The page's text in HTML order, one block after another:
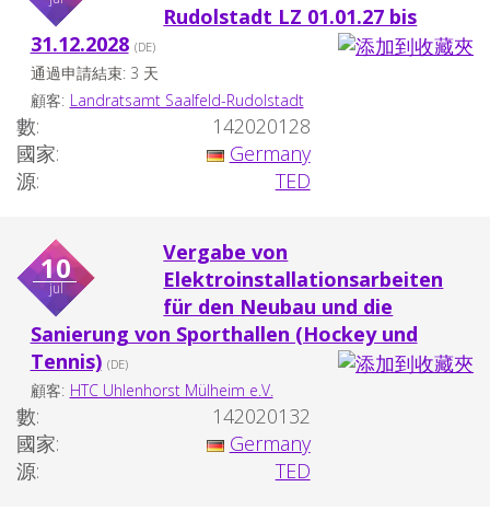
Rudolstadt LZ 01.01.27 bis
31.12.2028 (DE)
通過申請結束: 3 天
顧客: Landratsamt Saalfeld-Rudolstadt
數:
142020128
國家:
Germany
源:
TED
10
jul
Vergabe von
Elektroinstallationsarbeiten
für den Neubau und die
Sanierung von Sporthallen (Hockey und
Tennis) (DE)
顧客: HTC Uhlenhorst Mülheim e.V.
數:
142020132
國家:
Germany
源:
TED